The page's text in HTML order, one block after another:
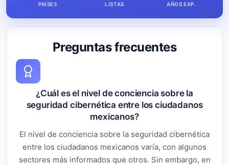
Preguntas frecuentes
¿Cuál es el nivel de conciencia sobre la
seguridad cibernética entre los ciudadanos
mexicanos?
El nivel de conciencia sobre la seguridad cibernética
entre los ciudadanos mexicanos varía, con algunos
sectores más informados que otros. Sin embargo, en
PAÍSES LISTAS AÑOS EXP.